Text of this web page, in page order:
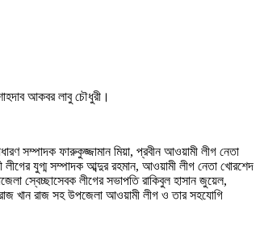
আকবর লাবু চৌধুরী।
সম্পাদক ফারুকুজ্জামান মিয়া, প্রবীন আওয়ামী লীগ নেতা
লীগের যুগ্ম সম্পাদক আব্দুর রহমান, আওয়ামী লীগ নেতা খোরশেদ
স্বেচ্ছাসেবক লীগের সভাপতি রাকিবুল হাসান জুয়েল,
খান রাজ সহ উপজেলা আওয়ামী লীগ ও তার সহযোগি